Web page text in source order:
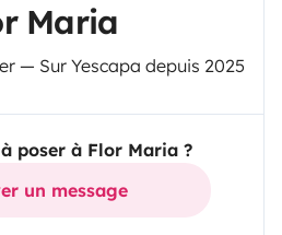
Maria
— Sur Yescapa depuis 2025
poser à Flor Maria ?
un message